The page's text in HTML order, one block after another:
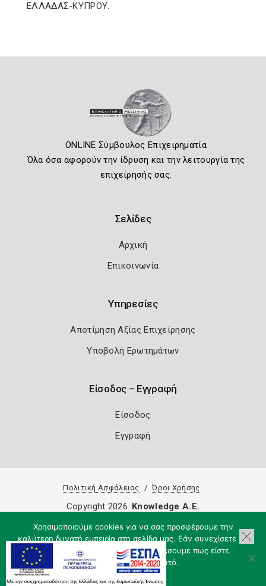
ΕΛΛΑΔΑΣ-ΚΥΠΡΟΥ.
ONLINE Σύμβουλος Επιχειρηματία
Όλα όσα αφορούν την ίδρυση και την λειτουργία της
επιχείρησής σας.
Σελίδες
Αρχική
Επικοινωνία
Υπηρεσίες
Αποτίμηση Αξίας Επιχείρησης
Υποβολή Ερωτημάτων
Είσοδος – Εγγραφή
Είσοδος
Εγγραφή
Πολιτική Ασφάλειας Όροι Χρήσης
Χρησιμοποιούμε cookies για να σας προσφέρουμε την
καλύτερη δυνατή εμπειρία στη σελίδα μας. Εάν συνεχίσετε να
χρησιμοποιείτε τη σελίδα, θα υποθέσουμε πως είστε
ικανοποιημένοι με αυτό.
Εντάξει
Copyright 2026 Knowledge A.E.